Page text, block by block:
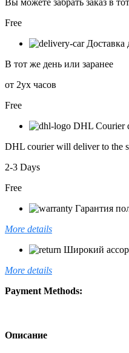
Free
Доставка
В тот же день или заранее
от 2ух часов
Free
DHL Courier
DHL courier will deliver to the
2-3 Days
Free
Гарантия
More details
Широкий
More details
Payment Methods:
Описание